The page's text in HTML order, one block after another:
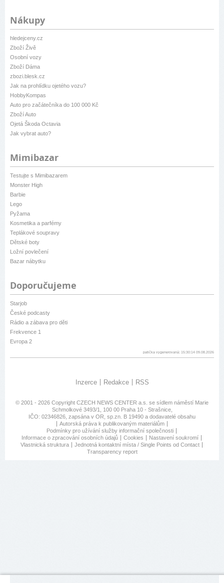
Nákupy
hledejceny.cz
Zboží Živě
Osobní vozy
Zboží Dáma
zbozi.blesk.cz
Jak na prohlídku ojetého vozu?
HobbyKompas
Auto pro začátečníka do 100 000 Kč
Zboží Auto
Ojetá Škoda Octavia
Jak vybrat auto?
Mimibazar
Testujte s Mimibazarem
Monster High
Barbie
Lego
Pyžama
Kosmetika a parfémy
Teplákové soupravy
Dětské boty
Ložní povlečení
Bazar nábytku
Doporučujeme
Starjob
České podcasty
Rádio a zábava pro děti
Frekvence 1
Evropa 2
patička vygenerovaná: 15:30:14 09.08.2026
Inzerce Redakce RSS
© 2001 - 2026 Copyright CZECH NEWS CENTER a.s. se sídlem náměstí Marie
Schmolkové 3493/1, 100 00 Praha 10 - Strašnice,
IČO: 02346826, zapsána v OR, sp.zn. B 19490 a dodavatelé obsahu
Autorská práva k publikovaným materiálům
Podmínky pro užívání služby informační společnosti
Informace o zpracování osobních údajů
Cookies
Nastavení soukromí
Vlastnická struktura
Jednotná kontaktní místa / Single Points od Contact
Transparency report